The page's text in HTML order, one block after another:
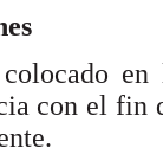
con el fin